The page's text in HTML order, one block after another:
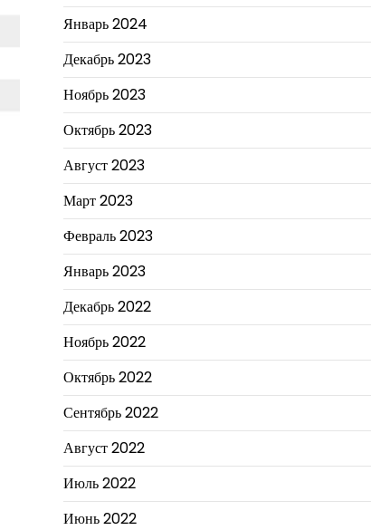
Январь 2024
Декабрь 2023
Ноябрь 2023
Октябрь 2023
Август 2023
Март 2023
Февраль 2023
Январь 2023
Декабрь 2022
Ноябрь 2022
Октябрь 2022
Сентябрь 2022
Август 2022
Июль 2022
Июнь 2022